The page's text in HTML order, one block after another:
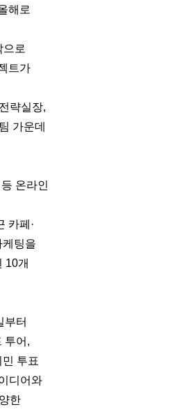
해로
으로
트가
략실장,
가운데
온라인
카페·
팅을
10개
부터
투어,
투표
디어와
한